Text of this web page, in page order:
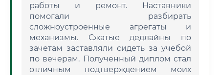
работы и ремонт. Наставники
помогали разбирать
сложноустроенные агрегаты и
механизмы. Сжатые дедлайны по
зачетам заставляли сидеть за учебой
по вечерам. Полученный диплом стал
отличным подтверждением моих